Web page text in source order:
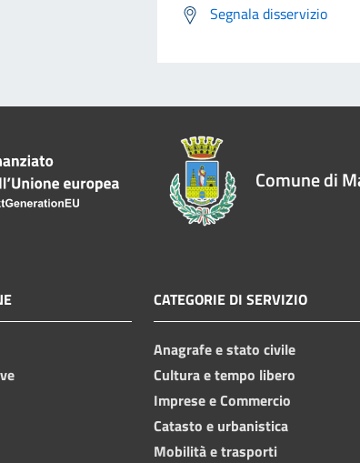
Segnala disservizio
Comune di
CATEGORIE DI SERVIZIO
Anagrafe e stato civile
Cultura e tempo libero
Imprese e Commercio
Catasto e urbanistica
Mobilità e trasporti